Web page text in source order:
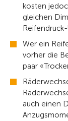
kosten
gleichen
Wer ein
vorher die
paar
auch einen